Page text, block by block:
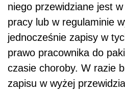
niego przewidziane jest
pracy lub w regulaminie
jednocześnie zapisy w
prawo pracownika do
czasie choroby. W razie
zapisu w wyżej